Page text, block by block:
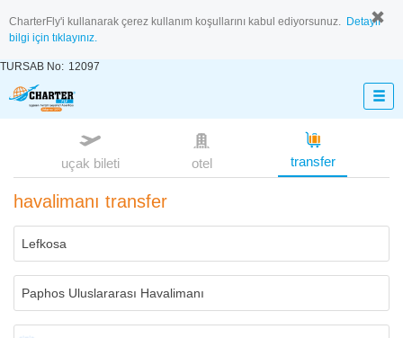
CharterFly'i kullanarak çerez kullanım koşullarını kabul ediyorsunuz. Detaylı
bilgi için tıklayınız.
TURSAB No: 12097
uçak bileti otel transfer
havalimanı transfer